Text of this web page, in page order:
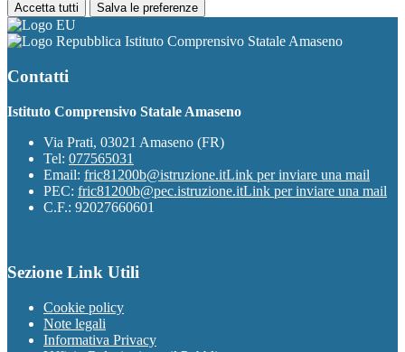
Accetta tutti Salva le preferenze
Istituto Comprensivo Statale Amaseno
Contatti
Istituto Comprensivo Statale Amaseno
Via Prati, 03021 Amaseno (FR)
Tel: 077565031
Email: fric81200b@istruzione.itLink per inviare una mail
PEC: fric81200b@pec.istruzione.itLink per inviare una mail
C.F.: 92027660601
Sezione Link Utili
Cookie policy
Note legali
Informativa Privacy